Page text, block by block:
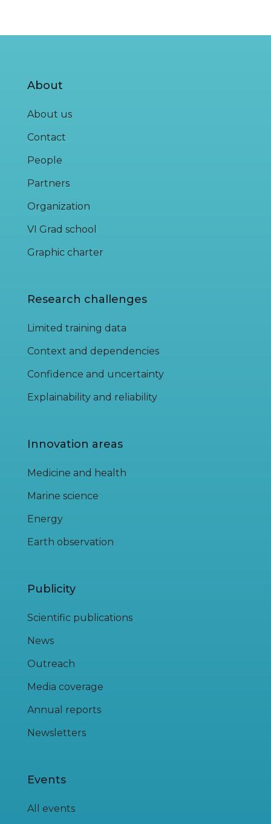
About
About us
Contact
People
Partners
Organization
VI Grad school
Graphic charter
Research challenges
Limited training data
Context and dependencies
Confidence and uncertainty
Explainability and reliability
Innovation areas
Medicine and health
Marine science
Energy
Earth observation
Publicity
Scientific publications
News
Outreach
Media coverage
Annual reports
Newsletters
Events
All events